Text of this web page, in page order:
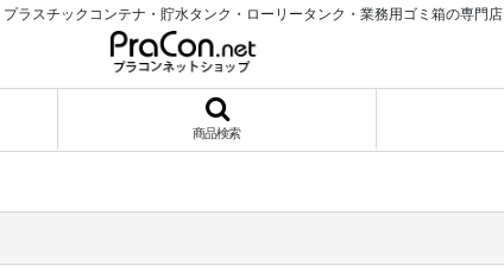
プラスチックコンテナ・貯水タンク・ローリータンク・業務用ゴミ箱の専門店
商品検索